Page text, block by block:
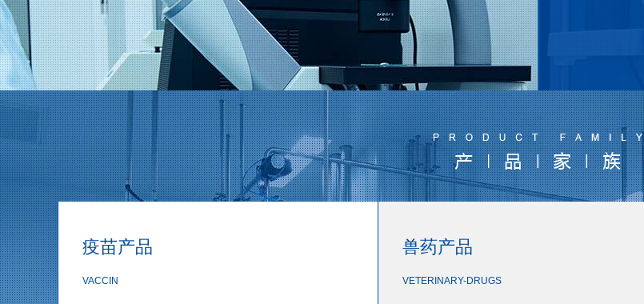
疫苗产品
VACCIN
兽药产品
VETERINARY-DRUGS